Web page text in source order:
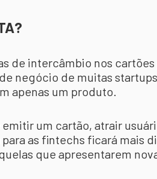
de intercâmbio nos
de negócio de muitas
apenas um produto.
um cartão, atrair
as fintechs ficará mais
que apresentarem